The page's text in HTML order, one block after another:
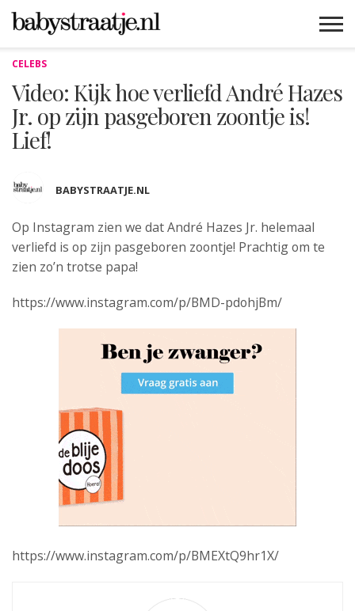
CELEBS
Video: Kijk hoe verliefd André Hazes
Jr. op zijn pasgeboren zoontje is!
Lief!
BABYSTRAATJE.NL
Op Instagram zien we dat André Hazes Jr. helemaal
verliefd is op zijn pasgeboren zoontje! Prachtig om te
zien zo’n trotse papa!
https://www.instagram.com/p/BMD-pdohjBm/
https://www.instagram.com/p/BMEXtQ9hr1X/